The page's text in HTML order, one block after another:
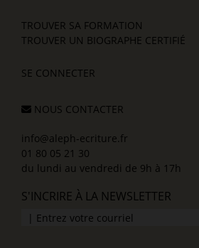
TROUVER SA FORMATION
TROUVER UN BIOGRAPHE CERTIFIÉ
SE CONNECTER
NOUS CONTACTER
info@aleph-ecriture.fr
01 80 05 21 30
du lundi au vendredi de 9h à 17h
S'INCRIRE À LA NEWSLETTER